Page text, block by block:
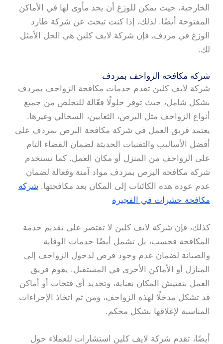
الخارجية، حيث يمكن للوزغ أن يجد مأوى لها في الأماكن
المفتوحة أيضًا. لذلك، إذا كنت تبحث عن شركة طارد
الوزغ في مردف، فإن شركة لايف كلين هي الحل الأمثل
لك.
شركة مكافحة الزواحف بمردف
شركة لايف كلين تقدم خدمات مكافحة الزواحف بمردف
بشكل شامل، حيث توفر حلولًا فعّالة للتخلص من جميع
أنواع الزواحف مثل البرص، الثعابين، السحالي وغيرها.
يعتمد فريق العمل في شركة مكافحة البرص بمردف على
أفضل الأساليب والتقنيات الحديثة لضمان القضاء التام
على الزواحف من المنزل أو مكان العمل. كما تستخدم
شركة مكافحة البرص بمردف مواد آمنة وفعالة لضمان
عدم عودة هذه الكائنات إلى المكان بعد مكافحتها. شركة
مكافحة حشرات في الفجيرة
كذلك، فإن شركة لايف كلين لا تقتصر على تقديم خدمة
المكافحة فحسب، بل تشمل أيضًا خدمات الوقاية
والصيانة لضمان عدم وجود فرص لدخول الزواحف إلى
المنازل أو الأماكن الأخرى في المستقبل. يقوم فريق
العمل بتفتيش المكان بعناية، وتحديد أي فتحات أو أماكن
قد تشكل مدخلًا لهذه الزواحف، ومن ثم اتخاذ الإجراءات
المناسبة لإغلاقها بشكل محكم.
أيضًا، تقدم شركة لايف كلين استشارات للعملاء حول